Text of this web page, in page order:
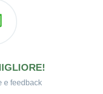
e feedback